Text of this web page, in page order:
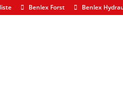
Benlex Forst Benlex